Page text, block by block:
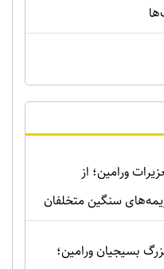
ورامین؛ از
سنگین متخلفان
بسیجیان ورامین؛